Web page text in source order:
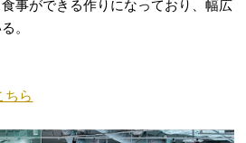
事ができる作りになっており、幅広
。
ちら